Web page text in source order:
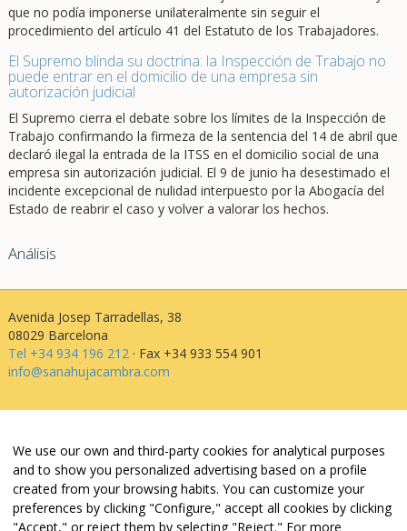
que no podía imponerse unilateralmente sin seguir el
procedimiento del artículo 41 del Estatuto de los Trabajadores.
El Supremo blinda su doctrina: la Inspección de Trabajo no
puede entrar en el domicilio de una empresa sin
autorización judicial
El Supremo cierra el debate sobre los límites de la Inspección de
Trabajo confirmando la firmeza de la sentencia del 14 de abril que
declaró ilegal la entrada de la ITSS en el domicilio social de una
empresa sin autorización judicial. El 9 de junio ha desestimado el
incidente excepcional de nulidad interpuesto por la Abogacía del
Estado de reabrir el caso y volver a valorar los hechos.
Análisis
Avenida Josep Tarradellas, 38
08029 Barcelona
Tel +34 934 196 212· Fax +34 933 554 901
info@sanahujacambra.com
Política de privacidad
Política de cookies
Política de web i redes
Parking público: Avenida Josep Tarradellas, 38
We use our own and third-party cookies for analytical purposes
and to show you personalized advertising based on a profile
created from your browsing habits. You can customize your
preferences by clicking "Configure," accept all cookies by clicking
"Accept," or reject them by selecting "Reject." For more